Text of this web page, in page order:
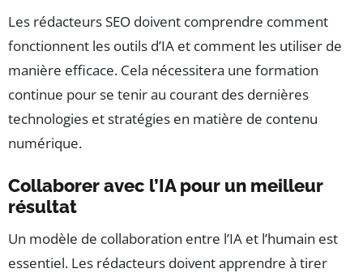
Les rédacteurs SEO doivent comprendre comment
fonctionnent les outils d’IA et comment les utiliser de
manière efficace. Cela nécessitera une formation
continue pour se tenir au courant des dernières
technologies et stratégies en matière de contenu
numérique.
Collaborer avec l’IA pour un meilleur
résultat
Un modèle de collaboration entre l’IA et l’humain est
essentiel. Les rédacteurs doivent apprendre à tirer